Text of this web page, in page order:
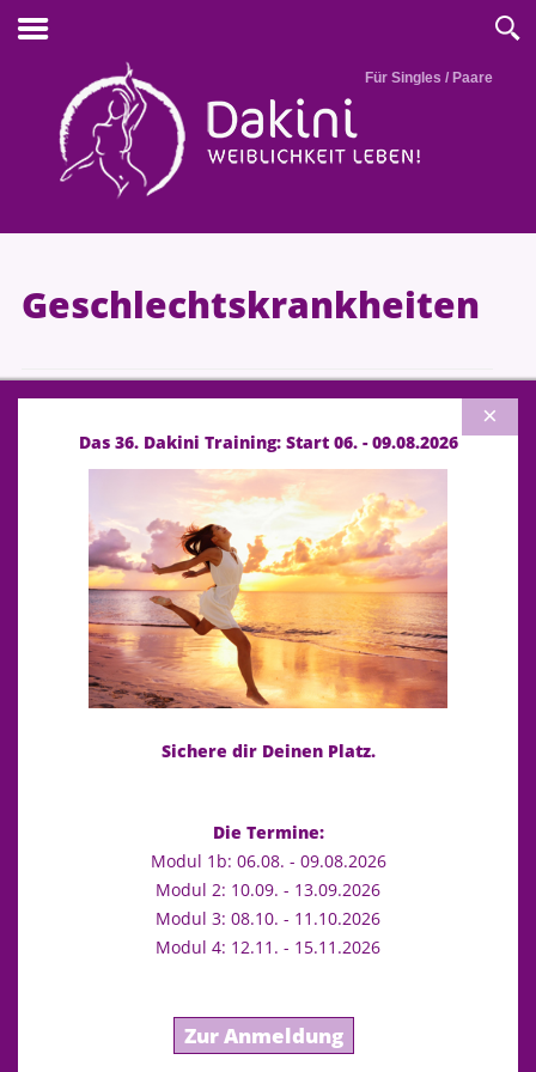
Für Singles / Paare
Geschlechtskrankheiten
Frauenärztin Christel Bachmeier-
Episode 13
Jetzt abonnieren!
In der heutigen Podcastfolge habe ich Frauenärztin
med. Christel Bachmeierzu Gast.
Ich spreche mit ihr über weibliche Sexualität und ob oder
sexuellen Probleme von Frauen und typische
Geschlechtskrankheiten wie Blasenentzündungen oder
×
Das 36. Dakini Training: Start 06. - 09.08.2026
Sichere dir Deinen Platz.
Die Termine:
Modul 1b: 06.08. - 09.08.2026
Modul 2: 10.09. - 13.09.2026
Modul 3: 08.10. - 11.10.2026
Modul 4: 12.11. - 15.11.2026
Zur Anmeldung